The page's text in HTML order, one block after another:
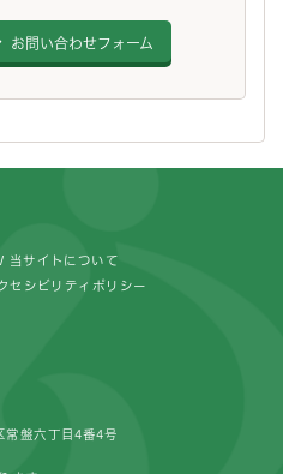
お問い合わせフォーム
当サイトについて
セシビリティポリシー
常盤六丁目4番4号